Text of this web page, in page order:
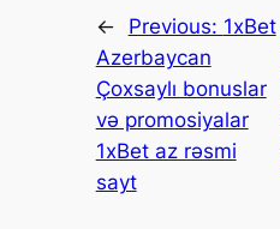
← Previous: 1xBet
Azerbaycan
Çoxsaylı bonuslar
və promosiyalar
1xBet az rəsmi
sayt